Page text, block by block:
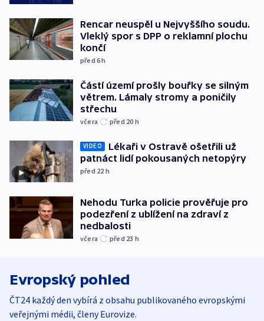
Rencar neuspěl u Nejvyššího soudu.
Vleklý spor s DPP o reklamní plochu
končí
před 6h
Částí území prošly bouřky se silným
větrem. Lámaly stromy a poničily
střechu
včera před 20 h
VIDEO
Lékaři v Ostravě ošetřili už
patnáct lidí pokousaných netopýry
před 22 h
Nehodu Turka policie prověřuje pro
podezření z ublížení na zdraví z
nedbalosti
včera před 23 h
Evropský pohled
ČT24 každý den vybírá z obsahu publikovaného evropskými
veřejnými médii, členy Eurovize.